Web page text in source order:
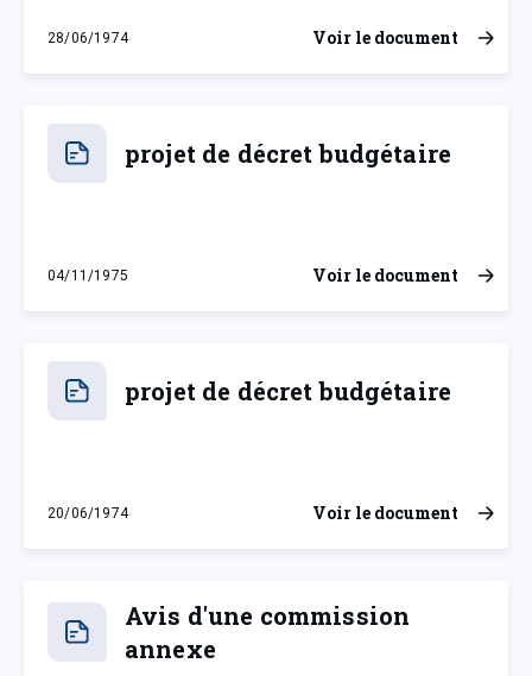
28/06/1974
vendredi 28 juin 1974
Voir le document
projet de décret budgétaire
04/11/1975
mardi 4 novembre 1975
Voir le document
projet de décret budgétaire
20/06/1974
jeudi 20 juin 1974
Voir le document
Avis d'une commission
annexe